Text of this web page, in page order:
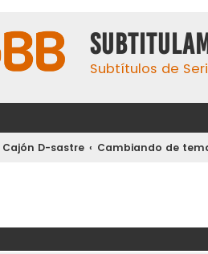
Subtítulos de
Cajón D-sastre Cambiando de